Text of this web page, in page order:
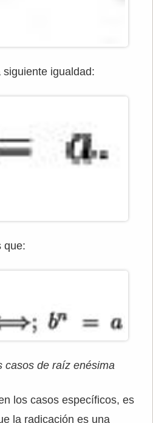
igualdad:
que:
casos de raíz enésima
los casos específicos, es
la radicación es una